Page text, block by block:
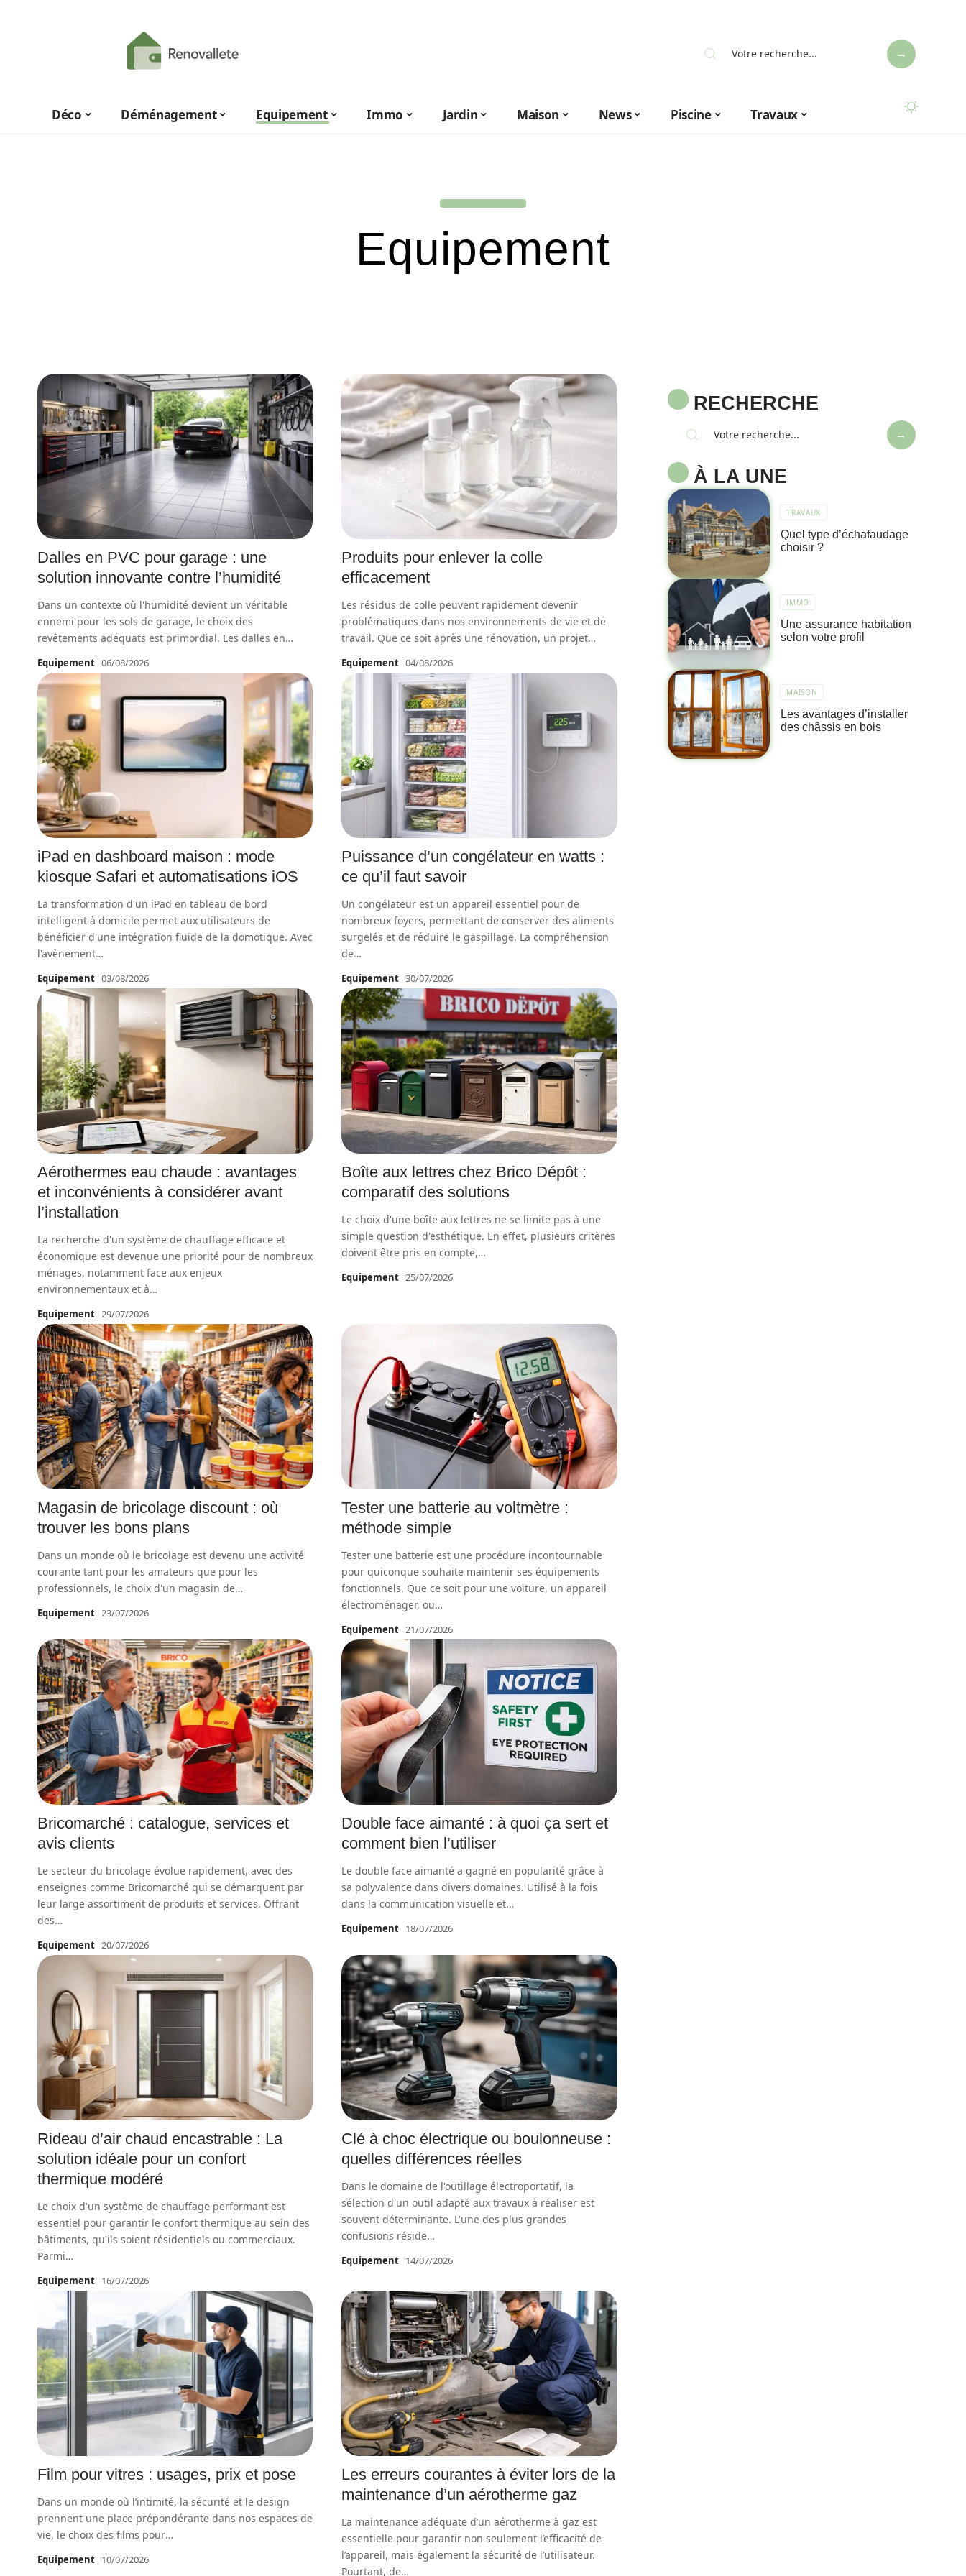
Déco Déménagement Equipement Immo Jardin Maison News Piscine Travaux
Equipement
Dalles en PVC pour garage : une
solution innovante contre l’humidité
Dans un contexte où l'humidité devient un véritable
ennemi pour les sols de garage, le choix des
revêtements adéquats est primordial. Les dalles en…
Equipement 06/08/2026
Produits pour enlever la colle
efficacement
Les résidus de colle peuvent rapidement devenir
problématiques dans nos environnements de vie et de
travail. Que ce soit après une rénovation, un projet…
Equipement 04/08/2026
iPad en dashboard maison : mode
kiosque Safari et automatisations iOS
La transformation d'un iPad en tableau de bord
intelligent à domicile permet aux utilisateurs de
bénéficier d'une intégration fluide de la domotique. Avec
l'avènement…
Equipement 03/08/2026
Puissance d’un congélateur en watts :
ce qu’il faut savoir
Un congélateur est un appareil essentiel pour de
nombreux foyers, permettant de conserver des aliments
surgelés et de réduire le gaspillage. La compréhension
de…
Equipement 30/07/2026
Aérothermes eau chaude : avantages
et inconvénients à considérer avant
l’installation
La recherche d'un système de chauffage efficace et
économique est devenue une priorité pour de nombreux
ménages, notamment face aux enjeux
environnementaux et à…
Equipement 29/07/2026
Boîte aux lettres chez Brico Dépôt :
comparatif des solutions
Le choix d'une boîte aux lettres ne se limite pas à une
simple question d'esthétique. En effet, plusieurs critères
doivent être pris en compte,…
Equipement 25/07/2026
Magasin de bricolage discount : où
trouver les bons plans
Dans un monde où le bricolage est devenu une activité
courante tant pour les amateurs que pour les
professionnels, le choix d'un magasin de…
Equipement 23/07/2026
Tester une batterie au voltmètre :
méthode simple
Tester une batterie est une procédure incontournable
pour quiconque souhaite maintenir ses équipements
fonctionnels. Que ce soit pour une voiture, un appareil
électroménager, ou…
Equipement 21/07/2026
Bricomarché : catalogue, services et
avis clients
Le secteur du bricolage évolue rapidement, avec des
enseignes comme Bricomarché qui se démarquent par
leur large assortiment de produits et services. Offrant
des…
Equipement 20/07/2026
Double face aimanté : à quoi ça sert et
comment bien l’utiliser
Le double face aimanté a gagné en popularité grâce à
sa polyvalence dans divers domaines. Utilisé à la fois
dans la communication visuelle et…
Equipement 18/07/2026
Rideau d’air chaud encastrable : La
solution idéale pour un confort
thermique modéré
Le choix d'un système de chauffage performant est
essentiel pour garantir le confort thermique au sein des
bâtiments, qu'ils soient résidentiels ou commerciaux.
Parmi…
Equipement 16/07/2026
Clé à choc électrique ou boulonneuse :
quelles différences réelles
Dans le domaine de l'outillage électroportatif, la
sélection d'un outil adapté aux travaux à réaliser est
souvent déterminante. L'une des plus grandes
confusions réside…
Equipement 14/07/2026
Film pour vitres : usages, prix et pose
Dans un monde où l’intimité, la sécurité et le design
prennent une place prépondérante dans nos espaces de
vie, le choix des films pour…
Equipement 10/07/2026
Les erreurs courantes à éviter lors de la
maintenance d’un aérotherme gaz
La maintenance adéquate d’un aérotherme à gaz est
essentielle pour garantir non seulement l’efficacité de
l’appareil, mais également la sécurité de l’utilisateur.
Pourtant, de…
RECHERCHE
À LA UNE
TRAVAUX
Quel type d’échafaudage
choisir ?
IMMO
Une assurance habitation
selon votre profil
MAISON
Les avantages d’installer
des châssis en bois